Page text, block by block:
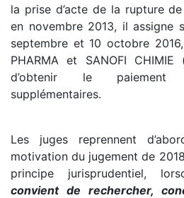
la prise d’acte de la rupture
en novembre 2013, il assigne
septembre et 10 octobre
PHARMA et SANOFI
d’obtenir le paiement
supplémentaires.
Les juges reprennent
motivation du jugement de
principe jurisprudentiel,
convient de rechercher,